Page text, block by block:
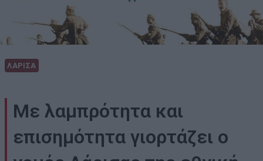
ΛΑΡΙΣΑ
Με λαμπρότητα και
επισημότητα γιορτάζει ο